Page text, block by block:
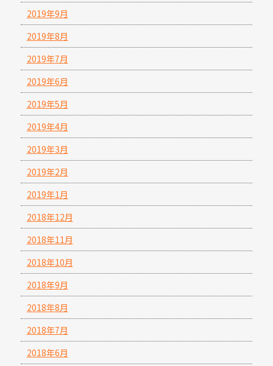
2019年9月
2019年8月
2019年7月
2019年6月
2019年5月
2019年4月
2019年3月
2019年2月
2019年1月
2018年12月
2018年11月
2018年10月
2018年9月
2018年8月
2018年7月
2018年6月